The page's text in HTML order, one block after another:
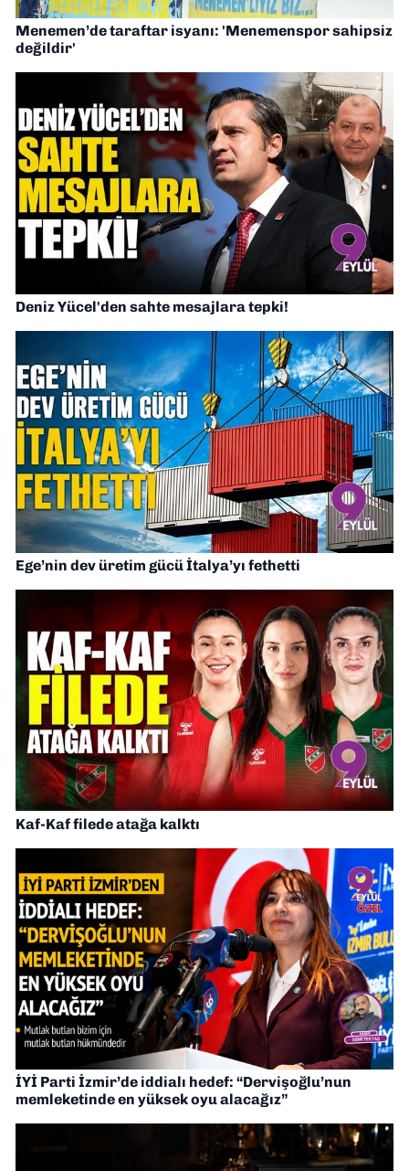
Menemen’de taraftar isyanı: 'Menemenspor sahipsiz
değildir'
Deniz Yücel'den sahte mesajlara tepki!
Ege’nin dev üretim gücü İtalya’yı fethetti
Kaf-Kaf filede atağa kalktı
İYİ Parti İzmir’de iddialı hedef: “Dervişoğlu’nun
memleketinde en yüksek oyu alacağız”